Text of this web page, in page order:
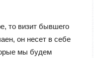
то визит бывшего
он несет в себе
мы будем